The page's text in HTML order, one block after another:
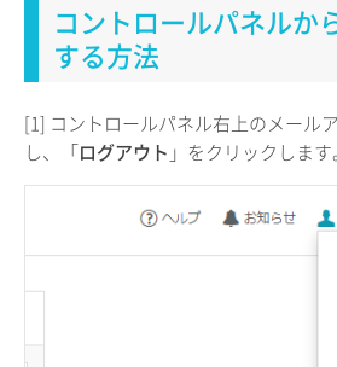
コントロールパネルか
する方法
[1] コントロールパネル右上のメール
し、「ログアウト 」をクリックします。